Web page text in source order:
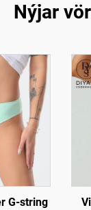
Nýjar
G-string